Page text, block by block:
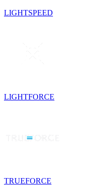
LIGHTSPEED
LIGHTFORCE
TRUEFORCE